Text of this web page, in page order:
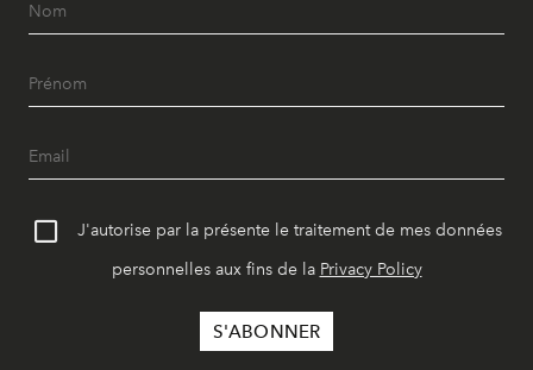
J'autorise par la présente le traitement de mes données
personnelles aux fins de la Privacy Policy